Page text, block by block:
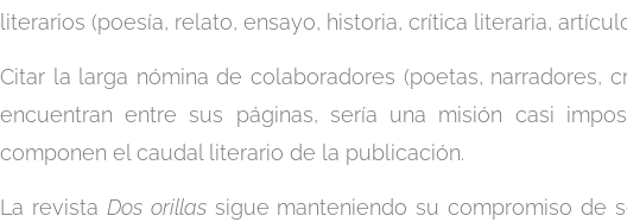
literarios (poesía, relato, ensayo, historia, crítica literaria,
Citar la larga nómina de colaboradores (poetas, narradores,
encuentran entre sus páginas, sería una misión casi
componen el caudal literario de la publicación.
La revista Dos orillassigue manteniendo su compromiso de